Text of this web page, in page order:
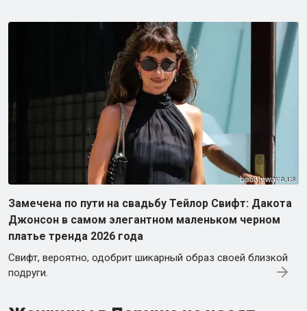
Замечена по пути на свадьбу Тейлор Свифт: Дакота
Джонсон в самом элегантном маленьком черном
платье тренда 2026 года
Свифт, вероятно, одобрит шикарный образ своей близкой
подруги.